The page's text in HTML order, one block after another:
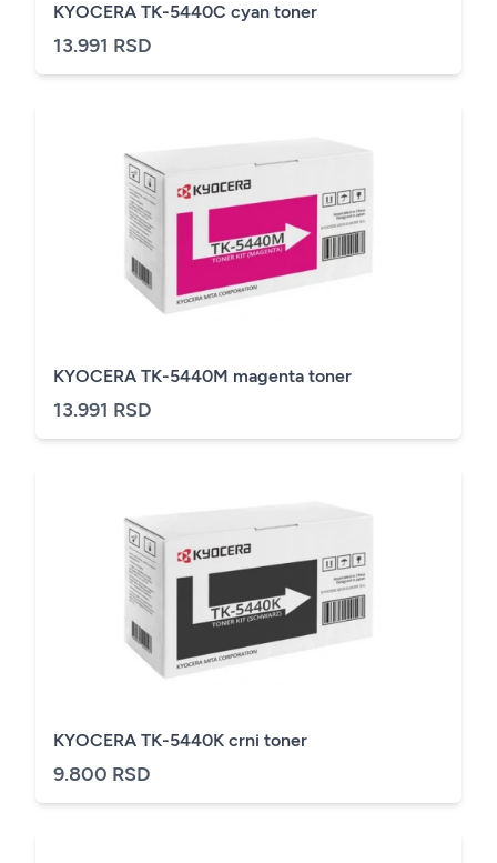
KYOCERA TK-5440C cyan toner
13.991 RSD
KYOCERA TK-5440M magenta toner
13.991 RSD
KYOCERA TK-5440K crni toner
9.800 RSD